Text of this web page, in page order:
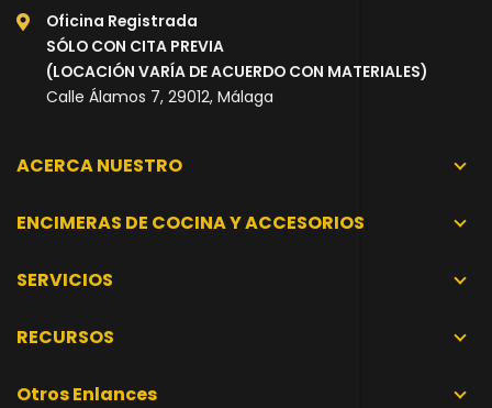
Oficina Registrada
SÓLO CON CITA PREVIA
(LOCACIÓN VARÍA DE ACUERDO CON MATERIALES)
Calle Álamos 7, 29012, Málaga
ACERCA NUESTRO
ENCIMERAS DE COCINA Y ACCESORIOS
SERVICIOS
RECURSOS
Otros Enlances